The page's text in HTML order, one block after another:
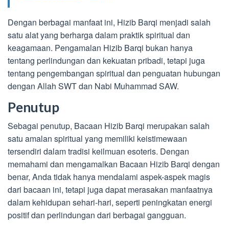
Dengan berbagai manfaat ini, Hizib Barqi menjadi salah
satu alat yang berharga dalam praktik spiritual dan
keagamaan. Pengamalan Hizib Barqi bukan hanya
tentang perlindungan dan kekuatan pribadi, tetapi juga
tentang pengembangan spiritual dan penguatan hubungan
dengan Allah SWT dan Nabi Muhammad SAW.
Penutup
Sebagai penutup, Bacaan Hizib Barqi merupakan salah
satu amalan spiritual yang memiliki keistimewaan
tersendiri dalam tradisi keilmuan esoteris. Dengan
memahami dan mengamalkan Bacaan Hizib Barqi dengan
benar, Anda tidak hanya mendalami aspek-aspek magis
dari bacaan ini, tetapi juga dapat merasakan manfaatnya
dalam kehidupan sehari-hari, seperti peningkatan energi
positif dan perlindungan dari berbagai gangguan.